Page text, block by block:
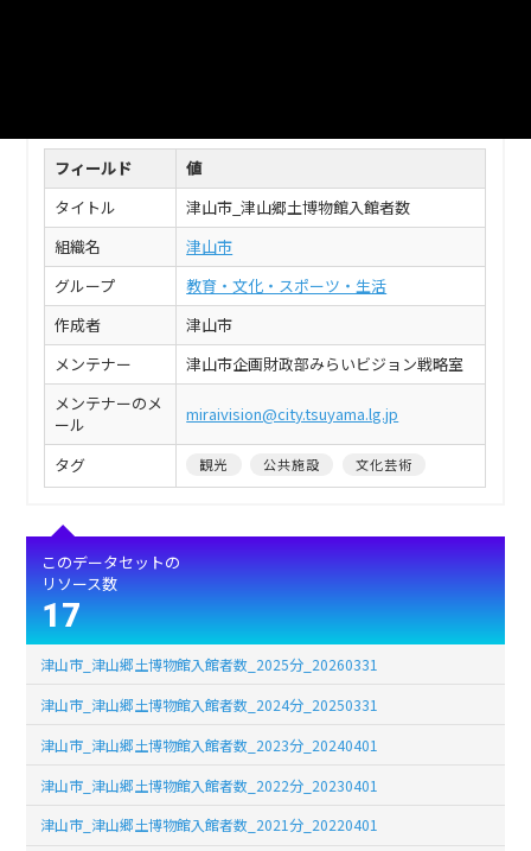
フィールド
値
タイトル
津山市_津山郷土博物館入館者数
組織名
津山市
グループ
教育・文化・スポーツ・生活
作成者
津山市
メンテナー
津山市企画財政部みらいビジョン戦略室
メンテナーのメ
ール
miraivision@city.tsuyama.lg.jp
タグ 観光 公共施設 文化芸術
このデータセットの
リソース数
17
津山市_津山郷土博物館入館者数_2025分_20260331
津山市_津山郷土博物館入館者数_2024分_20250331
津山市_津山郷土博物館入館者数_2023分_20240401
津山市_津山郷土博物館入館者数_2022分_20230401
津山市_津山郷土博物館入館者数_2021分_20220401